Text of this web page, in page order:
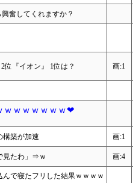
奮してくれますか？
位『イオン』 1位は？ 画:1
ｗｗｗｗｗｗｗ❤
構築が加速 画:1
見たわ」⇒ｗ 画:4
で寝たフリした結果ｗｗｗｗ